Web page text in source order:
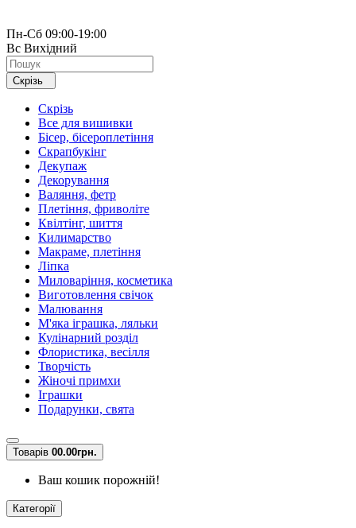
Пн-Сб 09:00-19:00
Вс Вихідний
Скрізь
Скрізь
Все для вишивки
Бісер, бісероплетіння
Скрапбукінг
Декупаж
Декорування
Валяння, фетр
Плетіння, фриволіте
Квілтінг, шиття
Килимарство
Макраме, плетіння
Ліпка
Миловаріння, косметика
Виготовлення свічок
Малювання
М'яка іграшка, ляльки
Кулінарний розділ
Флористика, весілля
Творчість
Жіночі примхи
Іграшки
Подарунки, свята
Товарів 00.00грн.
Ваш кошик порожній!
Категорії